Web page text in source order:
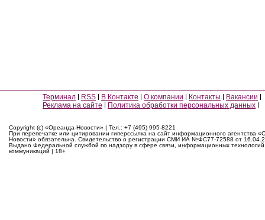
Терминал RSS В Контакте О компании Контакты
Вакансии
Реклама на сайте
Политика обработки персональных данных
Copyright (c) «Ореанда-Новости» | Тел.: +7 (495) 995-8221
При перепечатке или цитировании гиперссылка на сайт информационного агентства
Новости» обязательна. Свидетельство о регистрации СМИ ИА №ФС77-72588 от
Выдано Федеральной службой по надзору в сфере связи, информационных
коммуникаций | 18+